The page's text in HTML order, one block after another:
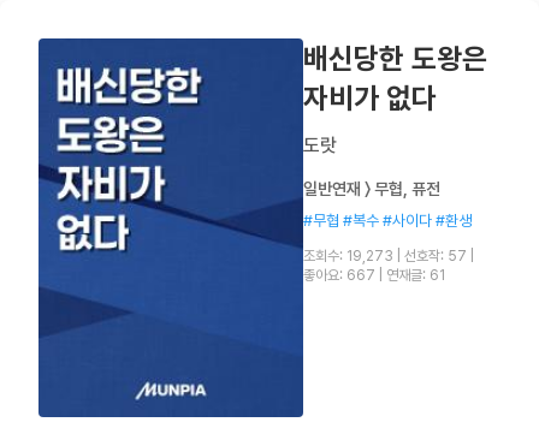
배신당한 도왕은
자비가 없다
도랏
일반연재 〉 무협, 퓨전
#무협 #복수 #사이다 #환생
조회수: 19,273 선호작: 57
좋아요: 667
연재글: 61